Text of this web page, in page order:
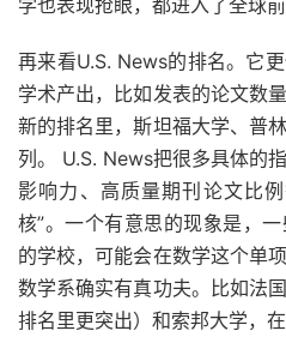
学也表现抢眼，都进入了全球前
再来看U.S. News的排名。它
学术产出，比如发表的论文数
新的排名里，斯坦福大学、普
列。 U.S. News把很多具体的
影响力、高质量期刊论文比
核”。一个有意思的现象是，
的学校，可能会在数学这个单
数学系确实有真功夫。比如法
排名里更突出）和索邦大学，